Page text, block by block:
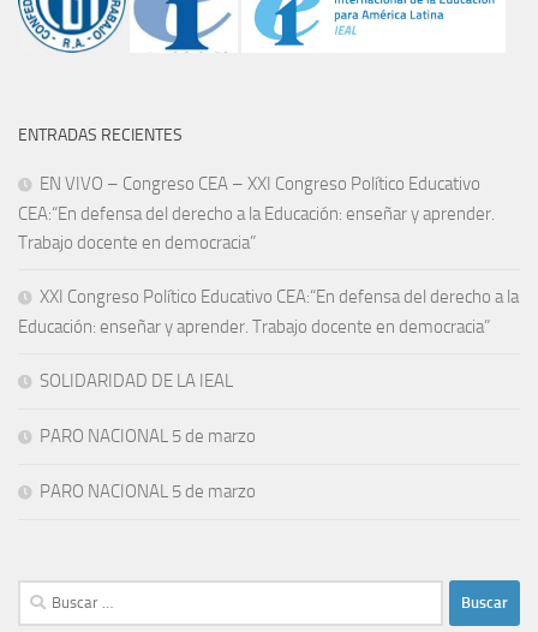
ENTRADAS RECIENTES
EN VIVO – Congreso CEA – XXI Congreso Político Educativo
CEA:“En defensa del derecho a la Educación: enseñar y aprender.
Trabajo docente en democracia”
XXI Congreso Político Educativo CEA:“En defensa del derecho a la
Educación: enseñar y aprender. Trabajo docente en democracia”
SOLIDARIDAD DE LA IEAL
PARO NACIONAL 5 de marzo
PARO NACIONAL 5 de marzo
Buscar: